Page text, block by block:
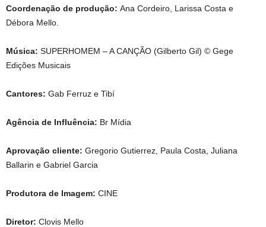
Coordenação de produção: Ana Cordeiro, Larissa Costa e
Débora Mello.
Música: SUPERHOMEM – A CANÇÃO (Gilberto Gil) © Gege
Edições Musicais
Cantores: Gab Ferruz e Tibí
Agência de Influência: Br Mídia
Aprovação cliente: Gregorio Gutierrez, Paula Costa, Juliana
Ballarin e Gabriel Garcia
Produtora de Imagem: CINE
Diretor: Clovis Mello